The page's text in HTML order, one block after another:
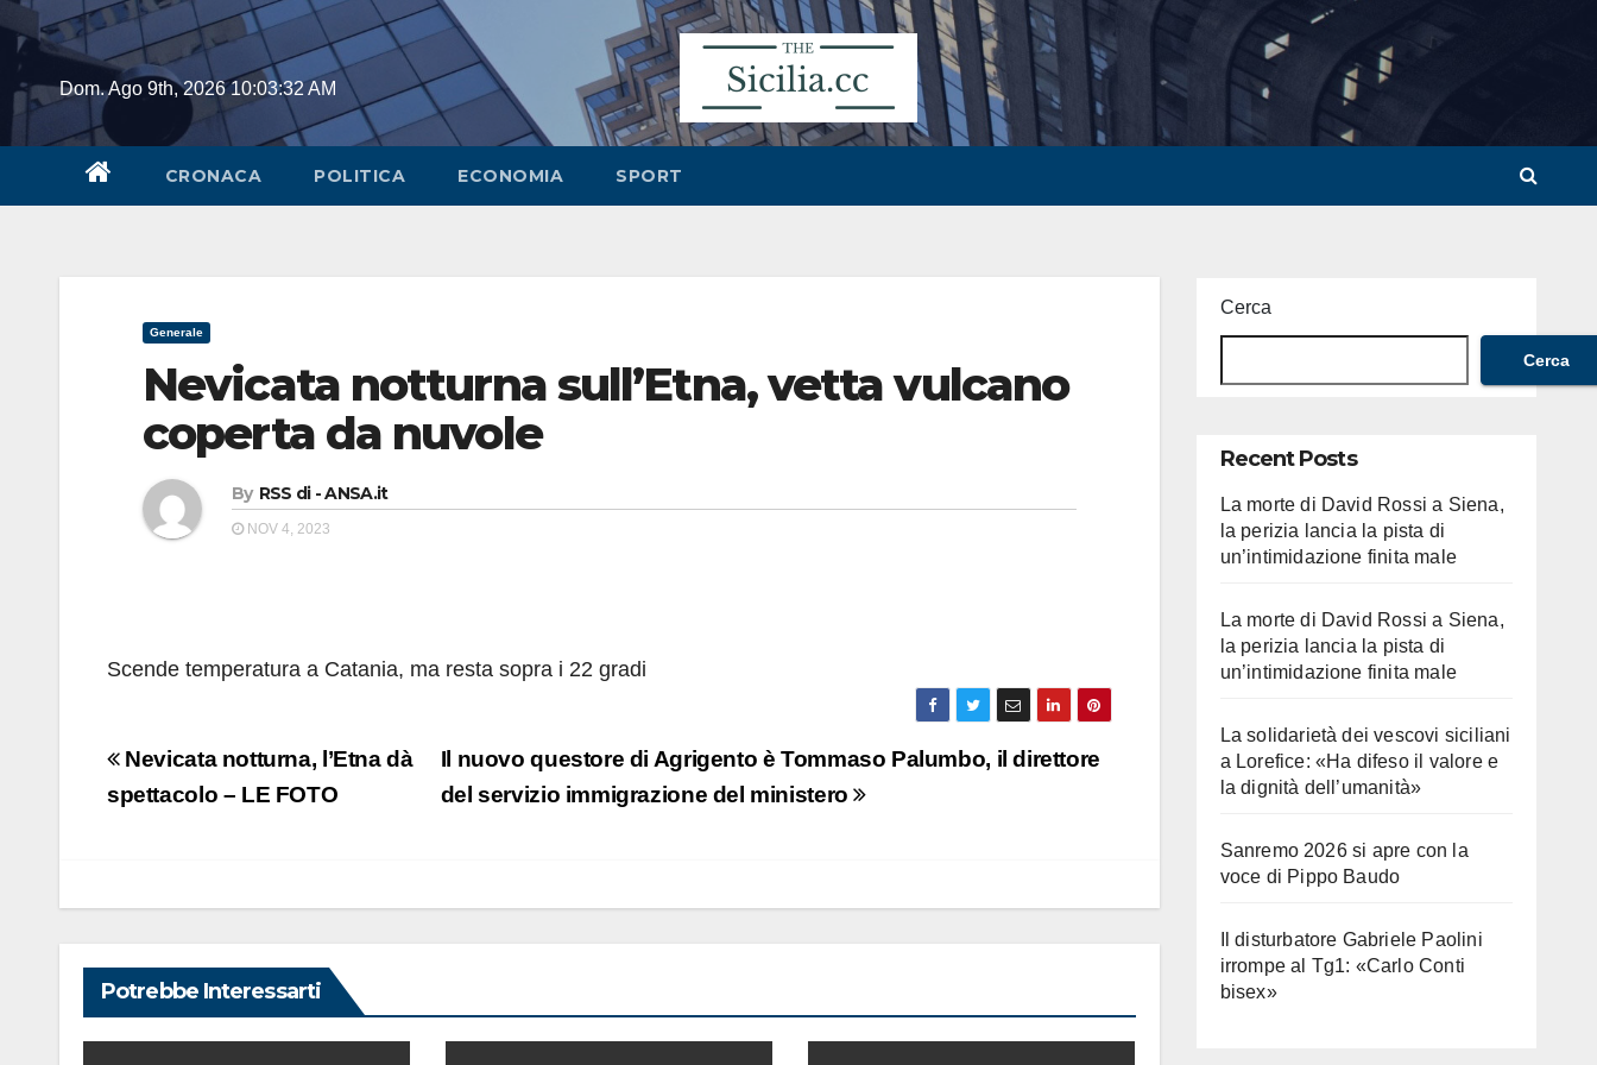
Skip
contentDom. Ago 9th, 202610:03:32 AM
CRONACA POLITICA ECONOMIA SPORT
Generale
Nevicata notturna sull’Etna, vetta vulcano
coperta da nuvole
By RSS di - ANSA.it
NOV 4, 2023
Scende temperatura a Catania, ma resta sopra i 22 gradi
Navigazione
articoli
Il nuovo questore di Agrigento è Tommaso Palumbo, il direttore
del servizio immigrazione del ministero
Nevicata notturna, l’Etna dà
spettacolo – LE FOTO
Potrebbe Interessarti
Cerca
Cerca
Recent Posts
La morte di David Rossi a Siena,
la perizia lancia la pista di
un’intimidazione finita male
La morte di David Rossi a Siena,
la perizia lancia la pista di
un’intimidazione finita male
La solidarietà dei vescovi siciliani
a Lorefice: «Ha difeso il valore e
la dignità dell’umanità»
Sanremo 2026 si apre con la
voce di Pippo Baudo
Il disturbatore Gabriele Paolini
irrompe al Tg1: «Carlo Conti
bisex»